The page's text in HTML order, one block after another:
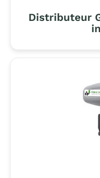
Distributeur